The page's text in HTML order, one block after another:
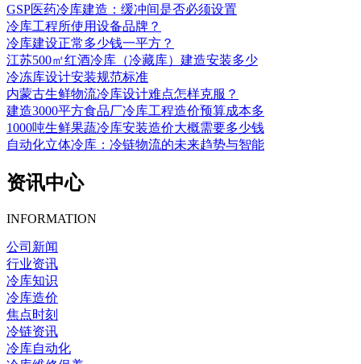
GSP医药冷库建造：缓冲间是否必须设置​
冷库工程所使用设备品牌？
冷库建设正常多少钱一平方？
江苏500㎡红酒冷库（冷藏库）建造安装多少
冷冻库设计安装规范标准
内蒙古生鲜物流冷库设计难点怎样克服？
建造3000平方食品厂冷库工程造价预算成本多
1000吨生鲜果蔬冷库安装造价大概需要多少钱
自动化立体冷库：冷链物流的未来趋势与智能
资讯中心
INFORMATION
公司新闻
行业资讯
冷库知识
冷库造价
焦点时刻
冷链资讯
冷库自动化